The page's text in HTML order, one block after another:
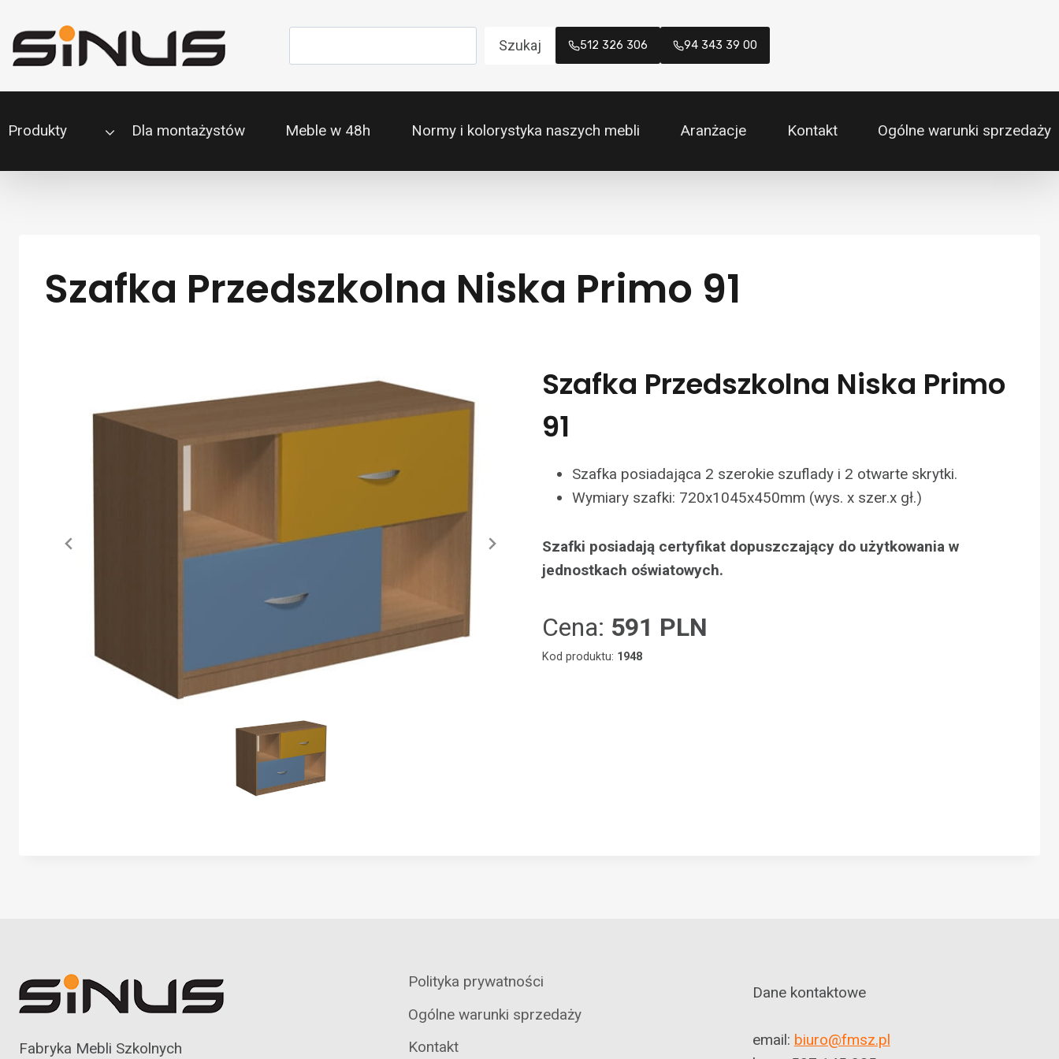
do
treści
Szukaj 512 326 306 94 343 39 00
Produkty Dla montażystów Meble w 48h Normy i kolorystyka naszych mebli Aranżacje Kontakt Ogólne warunki sprzedaży
Szafka Przedszkolna Niska Primo 91
Szafka Przedszkolna Niska Primo
91
Szafka posiadająca 2 szerokie szuflady i 2 otwarte skrytki.
Wymiary szafki: 720x1045x450mm (wys. x szer.x gł.)
Szafki posiadają certyfikat dopuszczający do użytkowania w
jednostkach oświatowych.
Cena: 591 PLN
Kod produktu: 1948
Fabryka Mebli Szkolnych
Polityka prywatności
Ogólne warunki sprzedaży
Kontakt
Dane kontaktowe
email: biuro@fmsz.pl